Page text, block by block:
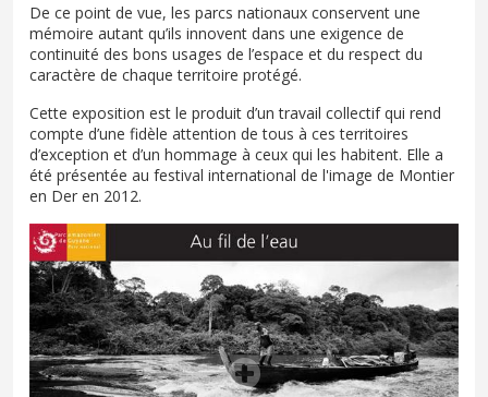
De ce point de vue, les parcs nationaux conservent une
mémoire autant qu’ils innovent dans une exigence de
continuité des bons usages de l’espace et du respect du
caractère de chaque territoire protégé.
Cette exposition est le produit d’un travail collectif qui rend
compte d’une fidèle attention de tous à ces territoires
d’exception et d’un hommage à ceux qui les habitent. Elle a
été présentée au festival international de l'image de Montier
en Der en 2012.